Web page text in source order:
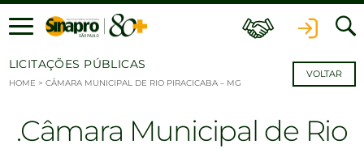
Ir para o conteúdo
LICITAÇÕES PÚBLICAS
HOME > CÂMARA MUNICIPAL DE RIO PIRACICABA – MG
VOLTAR
Câmara Municipal de Rio